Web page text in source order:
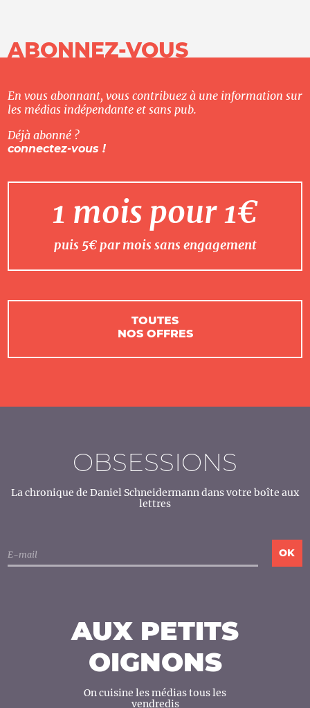
ABONNEZ-VOUS
En vous abonnant, vous contribuez à une information sur
les médias indépendante et sans pub.
Déjà abonné ?
connectez-vous !
1 mois pour 1€
puis 5€ par mois sans engagement
TOUTES
NOS OFFRES
OBSESSIONS
La chronique de Daniel Schneidermann dans votre boîte aux
lettres
AUX PETITS
OIGNONS
On cuisine les médias tous les
vendredis